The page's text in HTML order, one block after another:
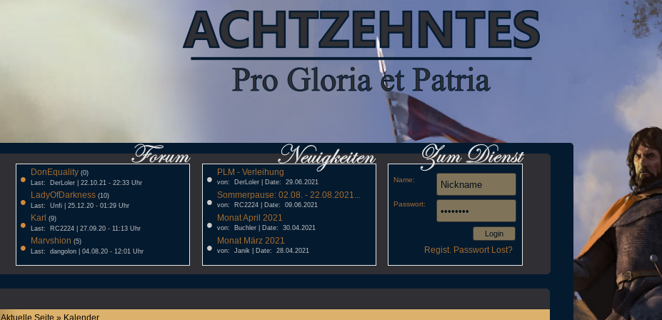
• DonEquality(0)
Last: DerLoler | 22.10.21 - 22:33 Uhr
• LadyOfDarkness(10)
Last: Unfi | 25.12.20 - 01:29 Uhr
• Karl (9)
Last: RC2224 | 27.09.20 - 11:13 Uhr
• Marvshion (5)
Last: dangolon | 04.08.20 - 12:01 Uhr
• PLM - Verleihung
von: DerLoler | Date: 29.06.2021
• Sommerpause: 02.08. - 22.08.2021...
von: RC2224 | Date: 09.06.2021
• Monat April 2021
von: Buchler | Date: 30.04.2021
• Monat März 2021
von: Janik | Date: 28.04.2021
Name:
Passwort:
Login
Regist. Passwort Lost?
Aktuelle Seite » Kalender